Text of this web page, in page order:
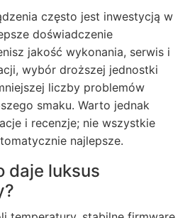
często jest inwestycją w
doświadczenie
jakość wykonania, serwis i
wybór droższej jednostki
liczby problemów
smaku. Warto jednak
i recenzje; nie wszystkie
najlepsze.
daje luksus